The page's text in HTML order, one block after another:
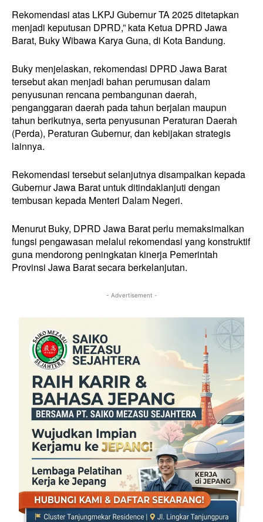
Rekomendasi atas LKPJ Gubernur TA 2025 ditetapkan
menjadi keputusan DPRD,” kata Ketua DPRD Jawa
Barat, Buky Wibawa Karya Guna, di Kota Bandung.
Buky menjelaskan, rekomendasi DPRD Jawa Barat
tersebut akan menjadi bahan perumusan dalam
penyusunan rencana pembangunan daerah,
penganggaran daerah pada tahun berjalan maupun
tahun berikutnya, serta penyusunan Peraturan Daerah
(Perda), Peraturan Gubernur, dan kebijakan strategis
lainnya.
Rekomendasi tersebut selanjutnya disampaikan kepada
Gubernur Jawa Barat untuk ditindaklanjuti dengan
tembusan kepada Menteri Dalam Negeri.
Menurut Buky, DPRD Jawa Barat perlu memaksimalkan
fungsi pengawasan melalui rekomendasi yang konstruktif
guna mendorong peningkatan kinerja Pemerintah
Provinsi Jawa Barat secara berkelanjutan.
- Advertisement -